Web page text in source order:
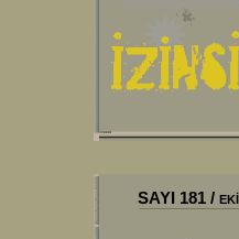
SAYI 181 /